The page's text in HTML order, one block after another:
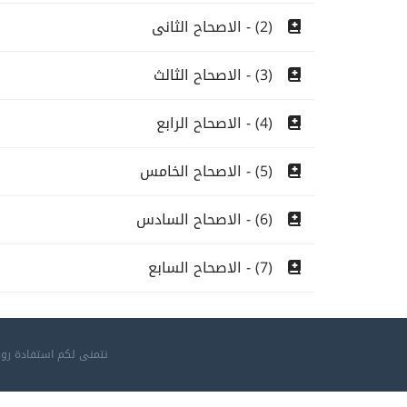
(2) - الاصحاح الثانى
(3) - الاصحاح الثالث
(4) - الاصحاح الرابع
(5) - الاصحاح الخامس
(6) - الاصحاح السادس
(7) - الاصحاح السابع
نتمنى لكم استفادة